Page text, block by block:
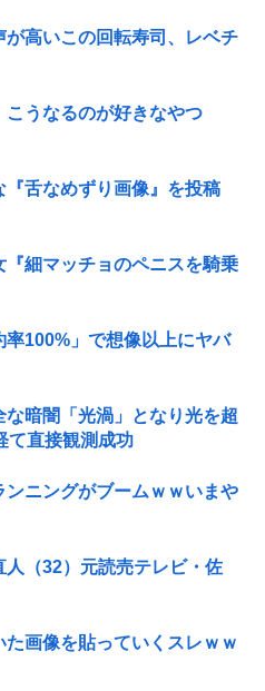
が高いこの回転寿司、レベチ
うなるのが好きなやつ
『舌なめずり画像』を投稿
『細マッチョのペニスを騎乗
率100%」で想像以上にヤバ
暗闇「光渦」となり光を超
て直接観測成功
ンニングがブームｗｗいまや
人（32）元読売テレビ・佐
た画像を貼っていくスレｗｗ